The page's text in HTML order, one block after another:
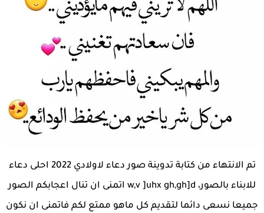
تم الانتهاء من كتابة تدوينة صور دعاء لاولادي 2022 احلى دعاء
للابناء بالصور، w,v ]uhx gh,gh]d اتمنى ان تنال اعجابكم الصور
جميعا نسعى دائما لتقديم كل ماهو ممتع لكم فاتمنى ان نكون